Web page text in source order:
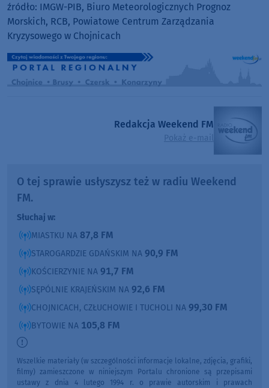
źródło: IMGW-PIB, Biuro Meteorologicznych Prognoz
Morskich, RCB, Powiatowe Centrum Zarządzania
Kryzysowego w Chojnicach
Redakcja Weekend FM
Pokaż e-mail
O tej sprawie usłyszysz też w radiu Weekend
FM.
Słuchaj w:
MIASTKU NA 87,8 FM
STAROGARDZIE GDAŃSKIM NA 90,9 FM
KOŚCIERZYNIE NA 91,7 FM
SĘPÓLNIE KRAJEŃSKIM NA 92,6 FM
CHOJNICACH, CZŁUCHOWIE I TUCHOLI NA 99,30 FM
BYTOWIE NA 105,8 FM
Wszelkie materiały (w szczególności informacje lokalne, zdjęcia, grafiki,
filmy) zamieszczone w niniejszym Portalu chronione są przepisami
ustawy z dnia 4 lutego 1994 r. o prawie autorskim i prawach